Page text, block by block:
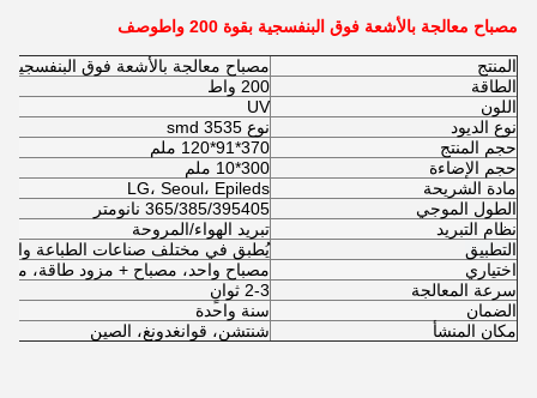
مصباح معالجة بالأشعة فوق البنفسجية بقوة 200 واط
وصف
المنتج
مصباح معالجة بالأشعة فوق البنفسجية بقوة
الطاقة
200 واط
اللون
UV
نوع الديود
نوع 3535 smd
حجم المنتج
370*91*120 ملم
حجم الإضاءة
300*10 ملم
مادة الشريحة
LG، Seoul، Epileds
الطول الموجي
365/385/395405 نانومتر
نظام التبريد
تبريد الهواء/المروحة
التطبيق
يُطبق في مختلف صناعات الطباعة
اختياري
مصباح واحد، مصباح + مزود طاقة،
سرعة المعالجة
2-3 ثوانٍ
الضمان
سنة واحدة
مكان المنشأ
شنتشن، قوانغدونغ، الصين